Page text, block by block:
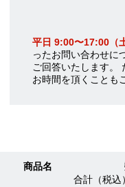
平日 9:00〜17:00（
ったお問い合わせに
ご回答いたします。
お時間を頂くことも
商品名
合計（税込